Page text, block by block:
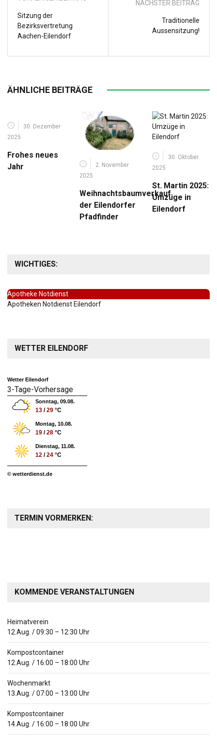
Sitzung der
Bezirksvertretung
Aachen-Eilendorf
NÄCHSTER BEITRAG
Traditionelle
Aussensitzung!
ÄHNLICHE BEITRÄGE
30. Dezember
2025
Frohes neues
Jahr
2. November
2025
Weihnachtsbaumverkauf
der Eilendorfer
Pfadfinder
30. Oktober
2025
St. Martin 2025:
Umzüge in
Eilendorf
WICHTIGES:
Apotheke Notdienst
Apotheken Notdienst Eilendorf
WETTER EILENDORF
Wetter Eilendorf
3-Tage-Vorhersage
Sonntag, 09.08.
13 /29 °C
Montag, 10.08.
19 /28 °C
Dienstag, 11.08.
12 /24 °C
© wetterdienst.de
TERMIN VORMERKEN:
KOMMENDE VERANSTALTUNGEN
Heimatverein
12.Aug. /09:30 – 12:30 Uhr
Kompostcontainer
12.Aug. / 16:00 – 18:00 Uhr
Wochenmarkt
13.Aug. /07:00 – 13:00 Uhr
Kompostcontainer
14.Aug. / 16:00 – 18:00 Uhr